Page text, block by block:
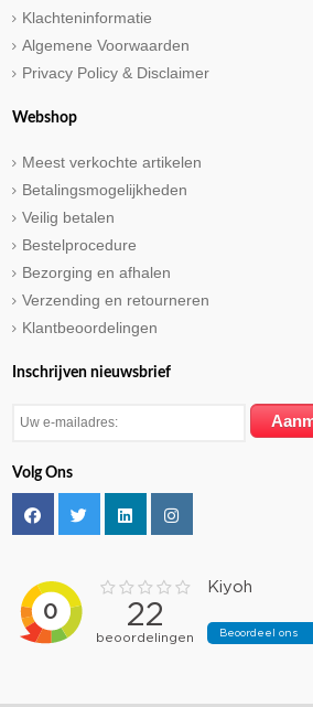
Klachteninformatie
Algemene Voorwaarden
Privacy Policy & Disclaimer
Webshop
Meest verkochte artikelen
Betalingsmogelijkheden
Veilig betalen
Bestelprocedure
Bezorging en afhalen
Verzending en retourneren
Klantbeoordelingen
Inschrijven nieuwsbrief
Volg Ons